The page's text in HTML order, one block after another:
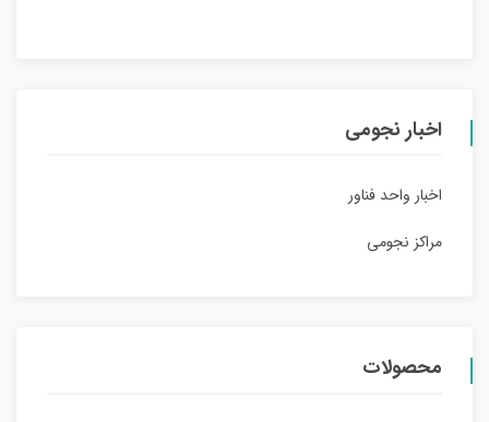
اخبار نجومی
اخبار واحد فناور
مراکز نجومی
محصولات